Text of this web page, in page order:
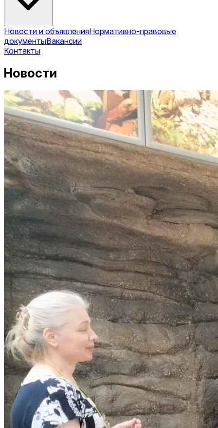
Новости и объявленияНормативно-правовые
документыВакансии
Контакты
Новости